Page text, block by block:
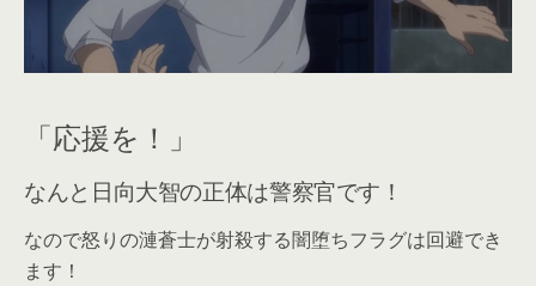
「応援を！」
なんと日向大智の正体は警察官です！
なので怒りの漣蒼士が射殺する闇堕ちフラグは回避でき
ます！